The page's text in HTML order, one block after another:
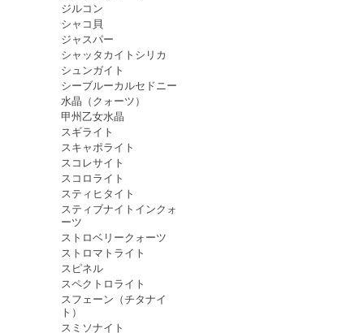
ジルコン
シャコ貝
ジャスパー
シャッタカイトシリカ
シュンガイト
シーブルーカルセドニー
水晶（クォーツ）
甲州乙女水晶
スギライト
スキャポライト
スコレサイト
スコロライト
スティヒタイト
スティブナイトインクォ
ーツ
ストロベリークォーツ
ストロマトライト
スピネル
スペクトロライト
スフェーン（チタナイ
ト）
スミソナイト